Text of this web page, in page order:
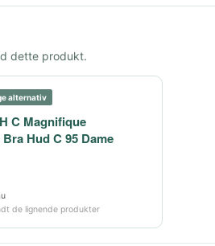
dette produkt.
alternativ
C Magnifique
Hud C 95 Dame
de lignende produkter